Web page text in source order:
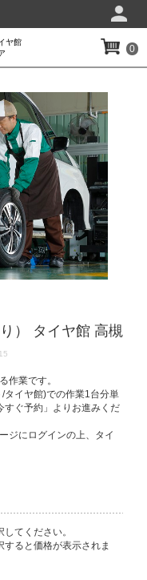
ヤ館
0
） タイヤ館 高槻
作業です。
タイヤ館)での作業1台分単
すぐ予約」よりお進みくだ
ジにログインの上、タイ
てください。
ると価格が表示されま